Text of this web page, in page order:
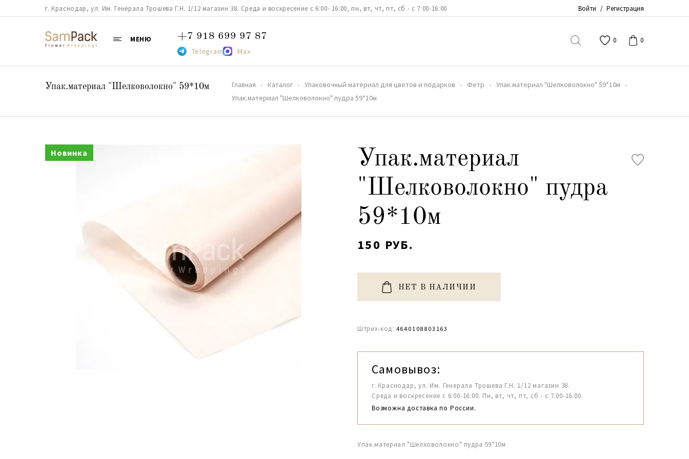
г. Краснодар, ул. Им. Генерала Трошева Г.Н. 1/12 магазин 38. Среда и воскресение с 6:00- 16:00, пн, вт, чт, пт, сб - с 7:00-16:00 Войти / Регистрация
МЕНЮ +7 918 699 97 87
Telegram Max
0 0
Упак.материал "Шелковолокно" 59*10м Главная Каталог Упаковочный материал для цветов и подарков Фетр
Упак.материал "Шелковолокно" 59*10м
Упак.материал "Шелковолокно" пудра 59*10м
Новинка
Упак.материал
"Шелковолокно" пудра
59*10м
150 РУБ.
НЕТ В НАЛИЧИИ
Штрих-код: 4640108803163
Самовывоз:
г. Краснодар, ул. Им. Генерала Трошева Г.Н. 1/12 магазин 38.
Среда и воскресение с 6:00-16:00. Пн, вт, чт, пт, сб - с 7:00-16:00.
Возможна доставка по России.
Упак.материал "Шелковолокно" пудра 59*10м